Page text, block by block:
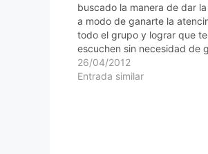
buscado la manera de dar
a modo de ganarte la
todo el grupo y lograr que te
escuchen sin necesidad de
y sombrerazos? Los nios
atentos si les gusta lo que
26/04/2012
Entrada similar